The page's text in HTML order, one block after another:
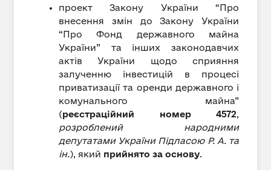
проект Закону України “Про
внесення змін до Закону України
“Про Фонд державного майна
України” та інших законодавчих
актів України щодо сприяння
залученню інвестицій в процесі
приватизації та оренди державного і
комунального майна”
(реєстраційний номер 4572,
розроблений народними
депутатами України Підласою Р. А. та
ін.), який прийнято за основу.